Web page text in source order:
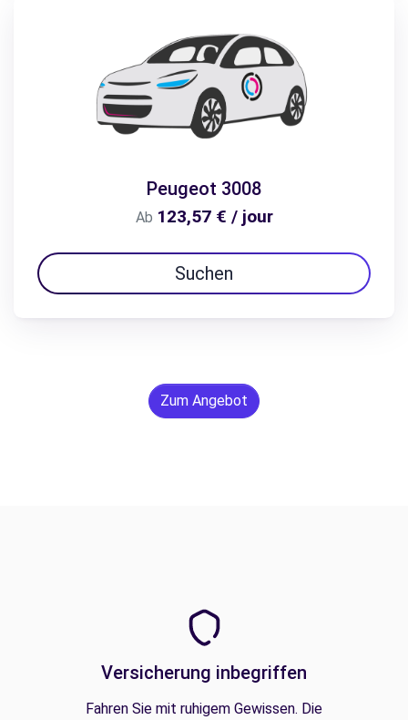
Peugeot 3008
Ab 123,57 € / jour
Suchen
Zum Angebot
Versicherung inbegriffen
Fahren Sie mit ruhigem Gewissen. Die